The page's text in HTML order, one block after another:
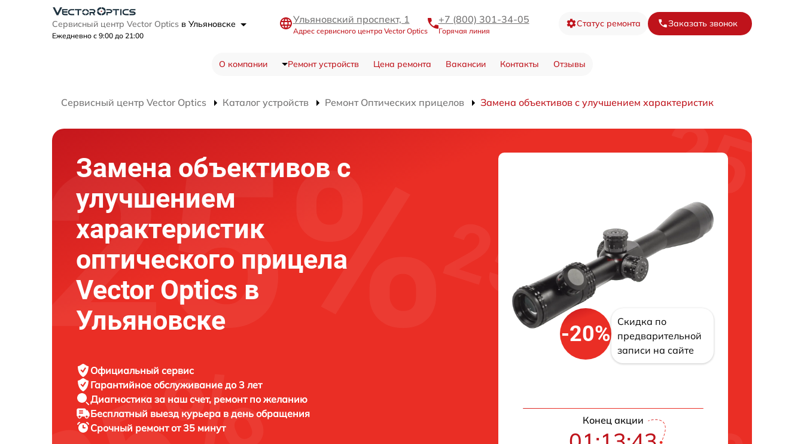
Сервисный центр Vector Optics в Ульяновске
Ежедневно с 9:00 до 21:00
Ульяновский проспект, 1
Адрес сервисного центра Vector Optics
+7 (800) 301-34-05
Горячая линия
Статус ремонта Заказать звонок
О компании Ремонт устройств Цена ремонта Вакансии Контакты Отзывы
Сервисный центр Vector Optics Каталог устройств Ремонт Оптических прицелов Замена объективов с улучшением характеристик
Замена объективов с
улучшением
характеристик
оптического прицела
Vector Optics в
Ульяновске
Официальный сервис
Гарантийное обслуживание до 3 лет
Диагностика за наш счет, ремонт по желанию
Бесплатный выезд курьера в день обращения
Срочный ремонтот 35 минут
-20%
Скидка по
предварительной
записи на сайте
Конец акции